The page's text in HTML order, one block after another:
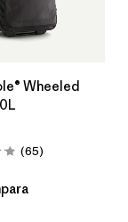
a la
Bolsa
Wheeled
4.1 / 5
(65Comentarios
)